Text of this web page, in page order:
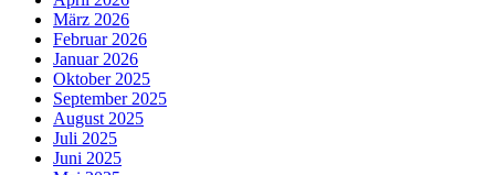
März 2026
Februar 2026
Januar 2026
Oktober 2025
September 2025
August 2025
Juli 2025
Juni 2025